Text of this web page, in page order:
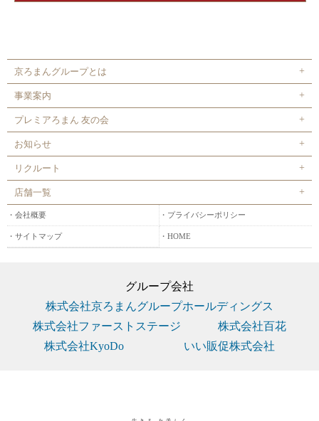
京ろまんグループとは
事業案内
プレミアろまん 友の会
お知らせ
リクルート
店舗一覧
会社概要 プライバシーポリシー
サイトマップ HOME
グループ会社
株式会社京ろまんグループホールディングス
株式会社ファーストステージ
株式会社百花
株式会社KyoDo
いい販促株式会社